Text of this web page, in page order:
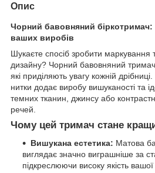
Опис
Чорний бавовняний біркотримач:
ваших виробів
Шукаєте спосіб зробити маркування
дизайну? Чорний бавовняний
які приділяють увагу кожній
нитки додає виробу вишуканості та
темних тканин, джинсу або
речей.
Чому цей тримач стане
Вишукана естетика: Матова
виглядає значно виграшніше за
підкреслюючи високу якість вашої